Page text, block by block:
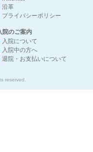
沿革
プライバシーポリシー
院のご案内
入院について
入院中の方へ
退院・お支払いについて
reserved.